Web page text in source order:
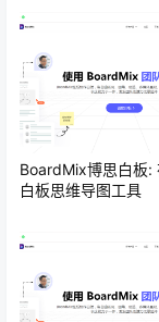
BoardMix博思白板:
白板思维导图工具